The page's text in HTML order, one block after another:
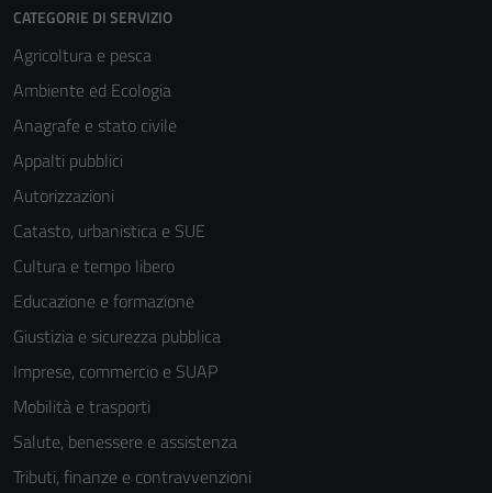
CATEGORIE DI SERVIZIO
Agricoltura e pesca
Ambiente ed Ecologia
Anagrafe e stato civile
Appalti pubblici
Autorizzazioni
Catasto, urbanistica e SUE
Cultura e tempo libero
Educazione e formazione
Giustizia e sicurezza pubblica
Imprese, commercio e SUAP
Mobilità e trasporti
Salute, benessere e assistenza
Tributi, finanze e contravvenzioni